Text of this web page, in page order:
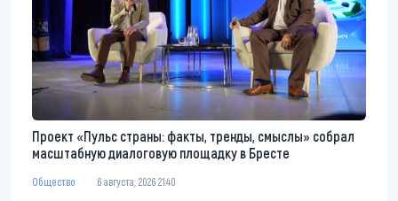
Проект «Пульс страны: факты, тренды, смыслы» собрал
масштабную диалоговую площадку в Бресте
Общество 6 августа, 2026 21:40